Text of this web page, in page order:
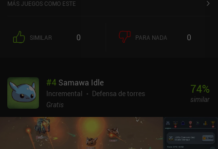
MÁS JUEGOS COMO ESTE
SIMILAR 0 PARA NADA 0
#4 Samawa Idle
Incremental
Defensa de torres
Gratis
74%
similar